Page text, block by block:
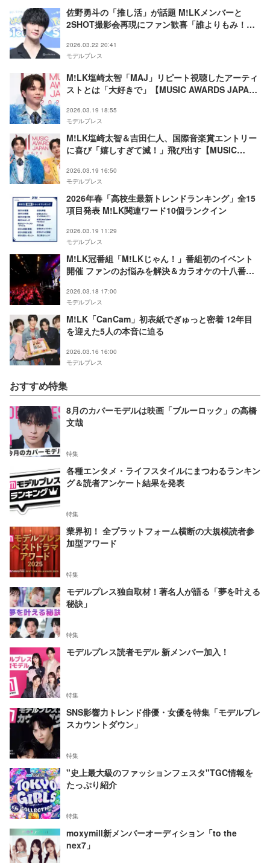
佐野勇斗の「推し活」が話題 M!LKメンバーと
2SHOT撮影会再現にファン歓喜「誰よりもみ！る
2026.03.22 20:41
モデルプレス
M!LK塩崎太智「MAJ」リピート視聴したアーティ
ストとは「大好きで」【MUSIC AWARDS JAPAN
2026.03.19 18:55
モデルプレス
M!LK塩崎太智＆吉田仁人、国際音楽賞エントリー
に喜び「嬉しすぎて滅！」飛び出す【MUSIC
2026.03.19 16:50
モデルプレス
2026年春「高校生最新トレンドランキング」全15
項目発表 M!LK関連ワード10個ランクイン
2026.03.19 11:29
モデルプレス
M!LK冠番組「M!LKじゃん！」番組初のイベント
開催 ファンのお悩みを解決＆カラオケの十八番熱
2026.03.18 17:00
モデルプレス
M!LK「CanCam」初表紙でぎゅっと密着 12年目
を迎えた5人の本音に迫る
2026.03.16 16:00
モデルプレス
おすすめ特集
8月のカバーモデルは映画「ブルーロック」の高橋
文哉
特集
各種エンタメ・ライフスタイルにまつわるランキン
グ＆読者アンケート結果を発表
特集
業界初！ 全プラットフォーム横断の大規模読者参
加型アワード
特集
モデルプレス独自取材！著名人が語る「夢を叶える
秘訣」
特集
モデルプレス読者モデル 新メンバー加入！
特集
SNS影響力トレンド俳優・女優を特集「モデルプレ
スカウントダウン」
特集
"史上最大級のファッションフェスタ"TGC情報を
たっぷり紹介
特集
moxymill新メンバーオーディション「to the
nex7」